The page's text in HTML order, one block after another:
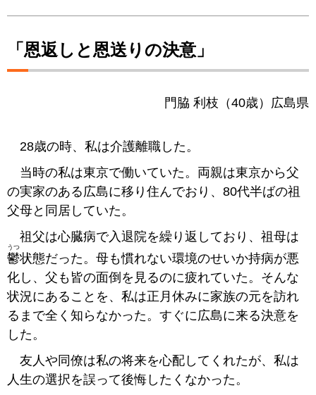
「恩返しと恩送りの決意」
門脇 利枝（40歳）広島県
28歳の時、私は介護離職した。
当時の私は東京で働いていた。両親は東京から父
の実家のある広島に移り住んでおり、80代半ばの祖
父母と同居していた。
祖父は心臓病で入退院を繰り返しており、祖母は
鬱
うつ
状態だった。母も慣れない環境のせいか持病が悪
化し、父も皆の面倒を見るのに疲れていた。そんな
状況にあることを、私は正月休みに家族の元を訪れ
るまで全く知らなかった。すぐに広島に来る決意を
した。
友人や同僚は私の将来を心配してくれたが、私は
人生の選択を誤って後悔したくなかった。